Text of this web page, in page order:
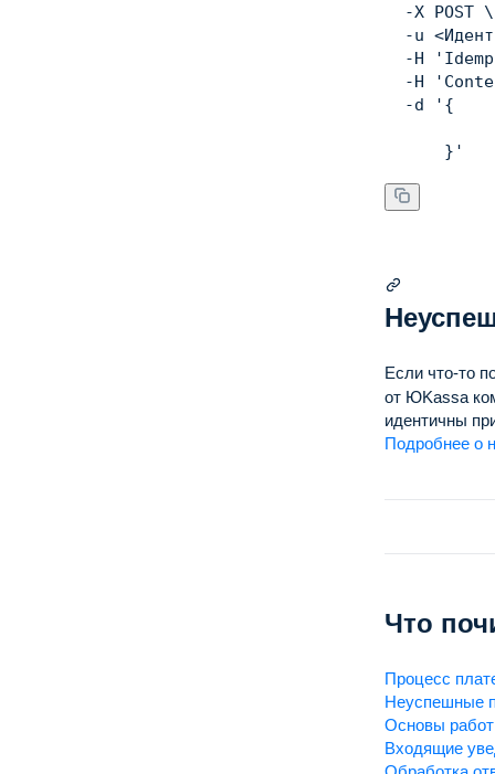
  -X POST
\
  -u
<
  -H
  -H
  -d
'{
      }'
Если что-то
от ЮKassa
идентичны
Подробнее о
Что
Процесс
Неуспешные
Основы
Входящие